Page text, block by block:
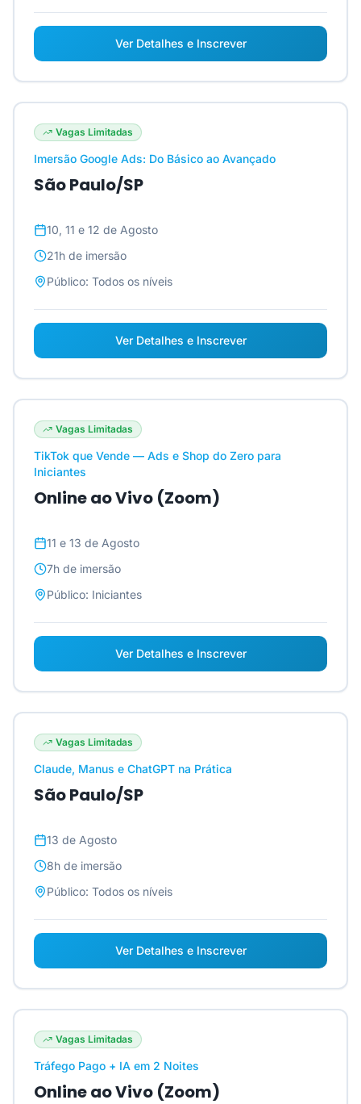
Ver Detalhes e Inscrever
Vagas Limitadas
Imersão Google Ads: Do Básico ao Avançado
São Paulo/SP
10, 11 e 12 de Agosto
21h de imersão
Público: Todos os níveis
Ver Detalhes e Inscrever
Vagas Limitadas
TikTok que Vende — Ads e Shop do Zero para
Iniciantes
Online ao Vivo (Zoom)
11 e 13 de Agosto
7h de imersão
Público: Iniciantes
Ver Detalhes e Inscrever
Vagas Limitadas
Claude, Manus e ChatGPT na Prática
São Paulo/SP
13 de Agosto
8h de imersão
Público: Todos os níveis
Ver Detalhes e Inscrever
Vagas Limitadas
Tráfego Pago + IA em 2 Noites
Online ao Vivo (Zoom)